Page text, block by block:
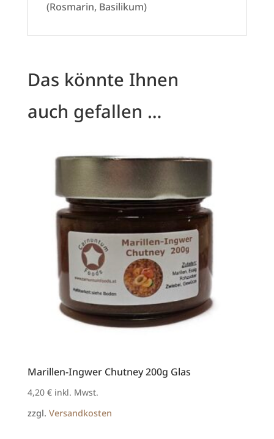
(Rosmarin, Basilikum)
Das könnte Ihnen
auch gefallen …
Marillen-Ingwer Chutney 200g Glas
4,20 € inkl. Mwst.
zzgl. Versandkosten